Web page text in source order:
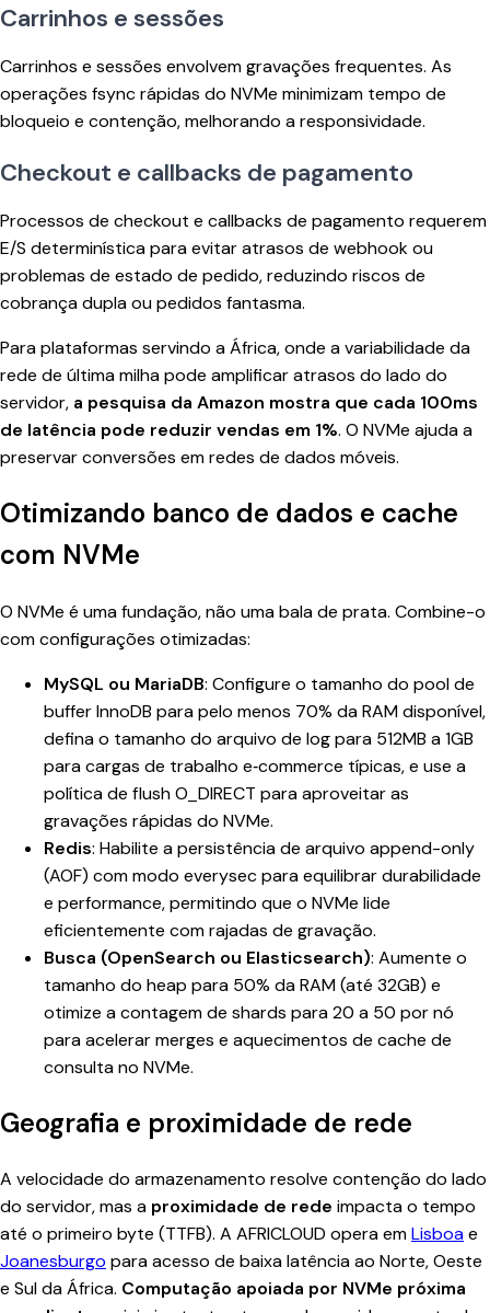
Carrinhos e sessões
Carrinhos e sessões envolvem gravações frequentes. As
operações fsync rápidas do NVMe minimizam tempo de
bloqueio e contenção, melhorando a responsividade.
Checkout e callbacks de pagamento
Processos de checkout e callbacks de pagamento requerem
E/S determinística para evitar atrasos de webhook ou
problemas de estado de pedido, reduzindo riscos de
cobrança dupla ou pedidos fantasma.
Para plataformas servindo a África, onde a variabilidade da
rede de última milha pode amplificar atrasos do lado do
servidor, a pesquisa da Amazon mostra que cada 100ms
de latência pode reduzir vendas em 1%. O NVMe ajuda a
preservar conversões em redes de dados móveis.
Otimizando banco de dados e cache
com NVMe
O NVMe é uma fundação, não uma bala de prata. Combine-o
com configurações otimizadas:
MySQL ou MariaDB: Configure o tamanho do pool de
buffer InnoDB para pelo menos 70% da RAM disponível,
defina o tamanho do arquivo de log para 512MB a 1GB
para cargas de trabalho e‑commerce típicas, e use a
política de flush O_DIRECT para aproveitar as
gravações rápidas do NVMe.
Redis: Habilite a persistência de arquivo append-only
(AOF) com modo everysec para equilibrar durabilidade
e performance, permitindo que o NVMe lide
eficientemente com rajadas de gravação.
Busca (OpenSearch ou Elasticsearch): Aumente o
tamanho do heap para 50% da RAM (até 32GB) e
otimize a contagem de shards para 20 a 50 por nó
para acelerar merges e aquecimentos de cache de
consulta no NVMe.
Geografia e proximidade de rede
A velocidade do armazenamento resolve contenção do lado
do servidor, mas a proximidade de rede impacta o tempo
até o primeiro byte (TTFB). A AFRICLOUD opera emLisboae
Joanesburgo para acesso de baixa latência ao Norte, Oeste
e Sul da África. Computação apoiada por NVMe próxima